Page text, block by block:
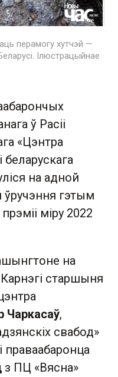
перамогу хутчэй —
Ілюстрацыйнае
ў Расіі
«Цэнтра
беларускага
на адной
гэтым
міру 2022
на
старшыня
Чаркасаў,
свабод»
і праваабаронца
з ПЦ «Вясна»